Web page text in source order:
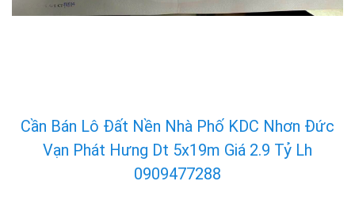
Cần Bán Lô Đất Nền Nhà Phố KDC Nhơn Đức
Vạn Phát Hưng Dt 5x19m Giá 2.9 Tỷ Lh
0909477288